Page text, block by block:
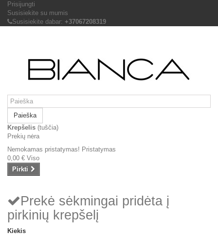
Prisijungti
Susisiekite su mumis
Susisiekite dabar: +37067208319
Paieška
Krepšelis (tuščia)
Prekių nėra
Nemokamas pristatymas! Pristatymas
0,00 € Viso
Pirkti
Prekė sėkmingai pridėta į
pirkinių krepšelį
Kiekis